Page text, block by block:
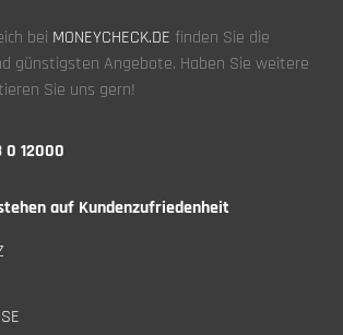
bei MONEYCHECK.DE finden Sie die
günstigsten Angebote. Haben Sie weitere
Sie uns gern!
0 12000
auf Kundenzufriedenheit